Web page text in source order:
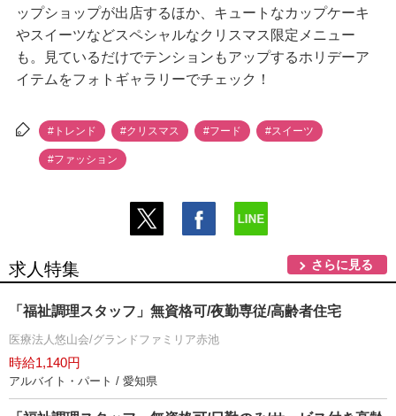
ップショップが出店するほか、キュートなカップケーキ
スイーツなどスペシャルなクリスマス限定メニュー
も。見ているだけでテンションもアップするホリデーア
イテムをフォトギャラリーでチェック！
#トレンド #クリスマス #フード #スイーツ
#ファッション
求人特集 さらに見る
「福祉調理スタッフ」無資格可/夜勤専従/高齢者住宅
医療法人悠山会/グランドファミリア赤池
時給1,140円
アルバイト・パート / 愛知県